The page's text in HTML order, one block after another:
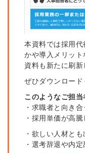
本資料では採用代
かや導入メリット
資料も新たに刷
ぜひダウンロード
このようなご担当
・求職者と向き
・採用単価が高
・欲しい人材と
・選考辞退や内